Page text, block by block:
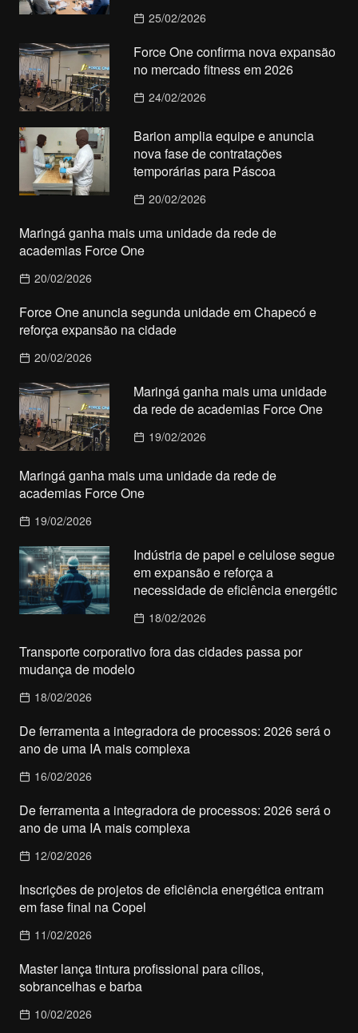
25/02/2026
Force One confirma nova expansão
no mercado fitness em 2026
24/02/2026
Barion amplia equipe e anuncia
nova fase de contratações
temporárias para Páscoa
20/02/2026
Maringá ganha mais uma unidade da rede de
academias Force One
20/02/2026
Force One anuncia segunda unidade em Chapecó e
reforça expansão na cidade
20/02/2026
Maringá ganha mais uma unidade
da rede de academias Force One
19/02/2026
Maringá ganha mais uma unidade da rede de
academias Force One
19/02/2026
Indústria de papel e celulose segue
em expansão e reforça a
necessidade de eficiência energétic
18/02/2026
Transporte corporativo fora das cidades passa por
mudança de modelo
18/02/2026
De ferramenta a integradora de processos: 2026 será o
ano de uma IA mais complexa
16/02/2026
De ferramenta a integradora de processos: 2026 será o
ano de uma IA mais complexa
12/02/2026
Inscrições de projetos de eficiência energética entram
em fase final na Copel
11/02/2026
Master lança tintura profissional para cílios,
sobrancelhas e barba
10/02/2026